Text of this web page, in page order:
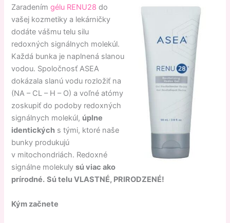
Zaradenímgélu RENU28 do
vašej kozmetiky a lekárničky
dodáte vášmu telu silu
redoxných signálnych molekúl.
Každá bunka je naplnená slanou
vodou. Spoločnosť ASEA
dokázala slanú vodu rozložiť na
(NA – CL – H – O) a voľné atómy
zoskupiť do podoby redoxných
signálnych molekúl, úplne
identických s tými, ktoré naše
bunky produkujú
v mitochondriách. Redoxné
signálne molekulysú viac ako
prírodné. Sú telu VLASTNÉ, PRIRODZENÉ!
Kým začnete